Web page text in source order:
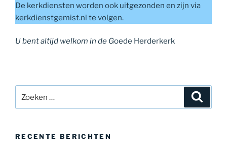
De kerkdiensten worden ook uitgezonden en zijn via
kerkdienstgemist.nl te volgen.
U bent altijd welkom in de Goede Herderkerk
naar:
RECENTE BERICHTEN